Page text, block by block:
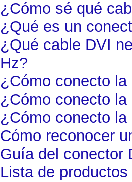
¿Cómo sé qué
¿Qué es un
¿Qué cable DVI
Hz?
¿Cómo conecto
¿Cómo conecto
¿Cómo conecto
Cómo reconocer
Guía del conector
Lista de